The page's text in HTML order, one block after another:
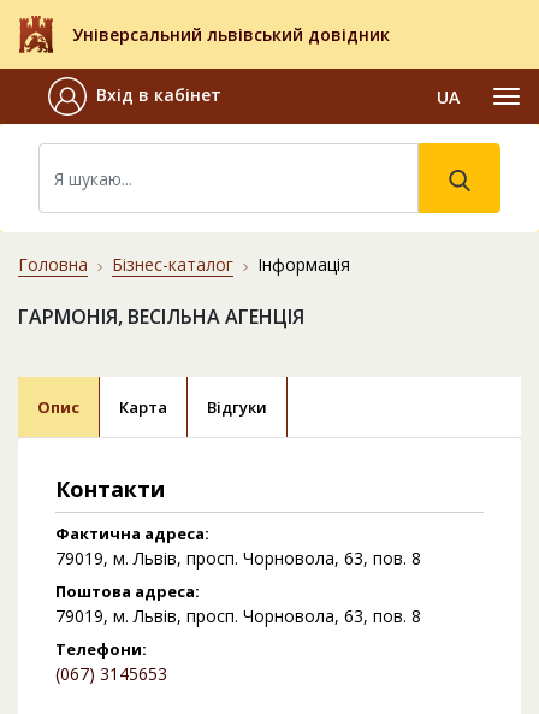
Універсальний львівський довідник
Вхід в кабінет UA
Головна Бізнес-каталог Інформація
ГАРМОНІЯ, ВЕСІЛЬНА АГЕНЦІЯ
Опис Карта Відгуки
Контакти
Фактична адреса:
79019, м. Львів, просп. Чорновола, 63, пов. 8
Поштова адреса:
79019, м. Львів, просп. Чорновола, 63, пов. 8
Телефони:
(067) 3145653